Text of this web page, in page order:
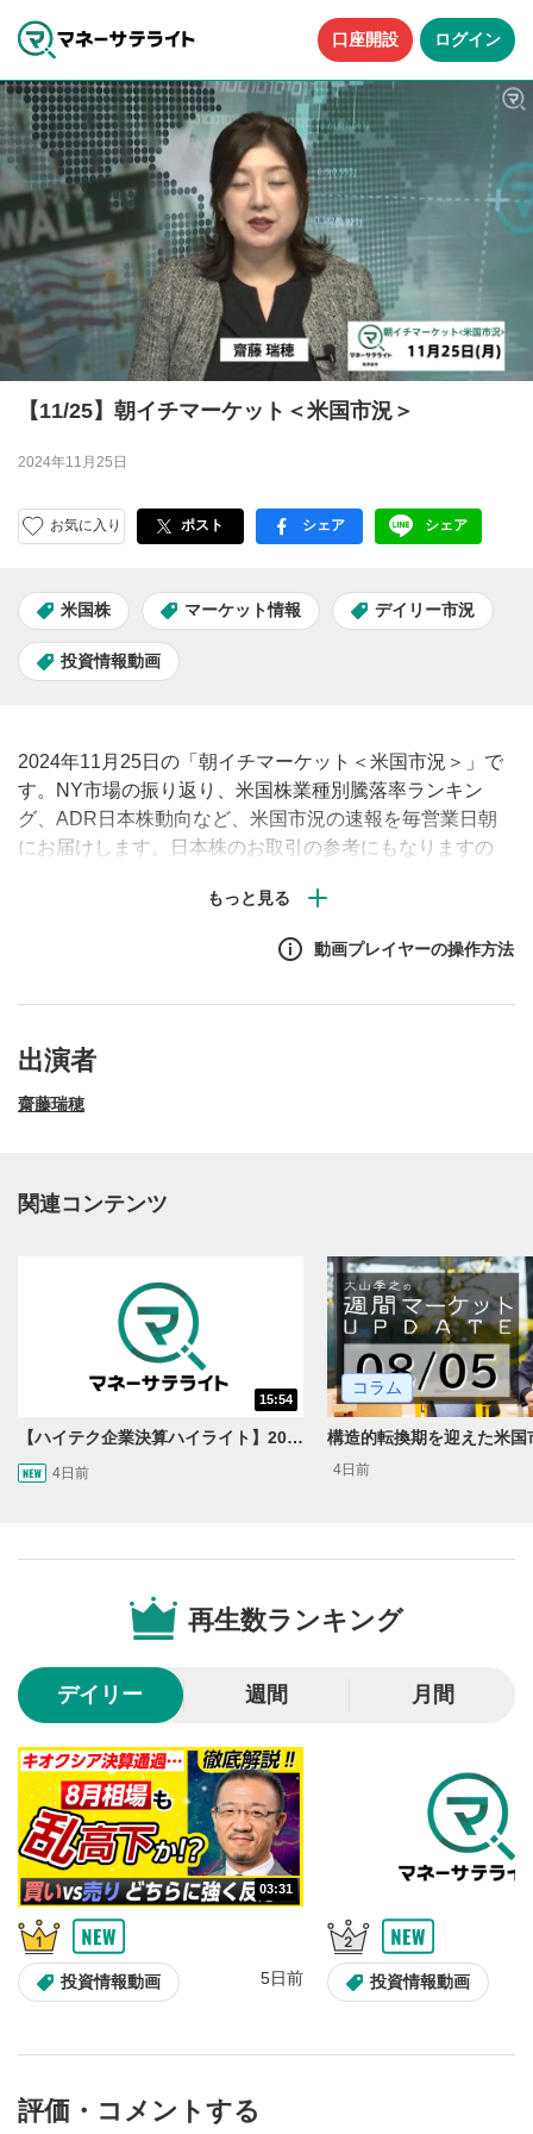
口座開設 ログイン
【11/25】朝イチマーケット＜米国市況＞
2024年11月25日
お気に入り ポスト facebook
シェア LINE
シェア
米国株 マーケット情報 デイリー市況
投資情報動画
2024年11月25日の「朝イチマーケット＜米国市況＞」で
す。NY市場の振り返り、米国株業種別騰落率ランキン
グ、ADR日本株動向など、米国市況の速報を毎営業日朝
にお届けします。日本株のお取引の参考にもなりますの
動画プレイヤーの操作方法
動画再生エリア
動画再生エリアをクリックすると、動画を再生または
一時停止します。
2
再生/一時停止
動画を再生または一時停止します。
10秒戻し/10秒送り
10秒、動画を巻き戻し/早送りします。
シークバー
再生位置を示しています。再生したい位置をクリック
するとその位置から動画が再生されます。
6
画質/再生速度の設定
画質の選択/再生速度の変更ができます。
7
音量調整
スライダーを上下すると音量が調整できます。
8
全画面表示
出演者
齋藤瑞穂
関連コンテンツ
15:54
【ハイテク企業決算ハイライト】2027年分のメモリに売切れ報道!?＜米国マーケットダイジェスト8/5号＞
4日前
コラム
4日前
再生数ランキング
デイリー 週間 月間
03:31
投資情報動画 5日前 投資情報動画
評価・コメントする